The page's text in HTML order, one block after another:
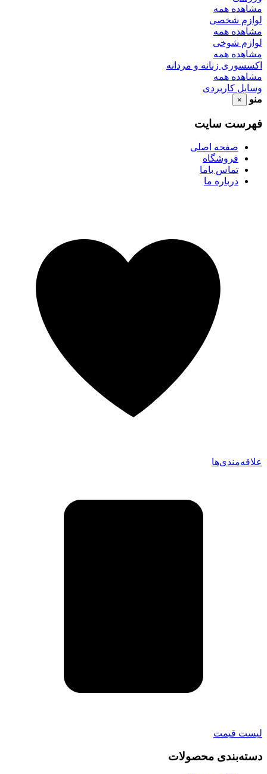
مشاهده همه
لوازم شخصی
مشاهده همه
لوازم شوخی
مشاهده همه
اکسسوری زنانه و مردانه
مشاهده همه
وسایل کاربردی
منو
×
فهرست سایت
صفحه اصلی
فروشگاه
تماس باما
درباره ما
علاقه‌مندی‌ها
لیست قیمت
دسته‌بندی محصولات